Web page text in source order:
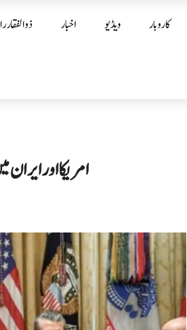
اخبار ویڈیو کاروبار
امریکا اور